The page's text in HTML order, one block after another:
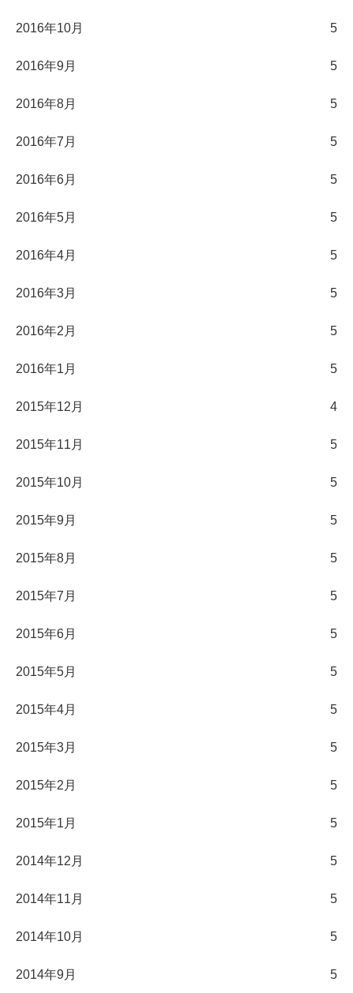
2016年10月 5
2016年9月 5
2016年8月 5
2016年7月 5
2016年6月 5
2016年5月 5
2016年4月 5
2016年3月 5
2016年2月 5
2016年1月 5
2015年12月 4
2015年11月 5
2015年10月 5
2015年9月 5
2015年8月 5
2015年7月 5
2015年6月 5
2015年5月 5
2015年4月 5
2015年3月 5
2015年2月 5
2015年1月 5
2014年12月 5
2014年11月 5
2014年10月 5
2014年9月 5